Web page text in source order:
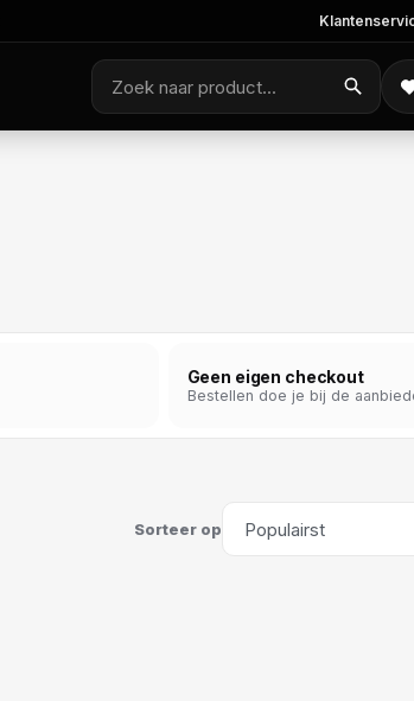
Geen eigen checkout
Bestellen doe je bij de
Sorteer op